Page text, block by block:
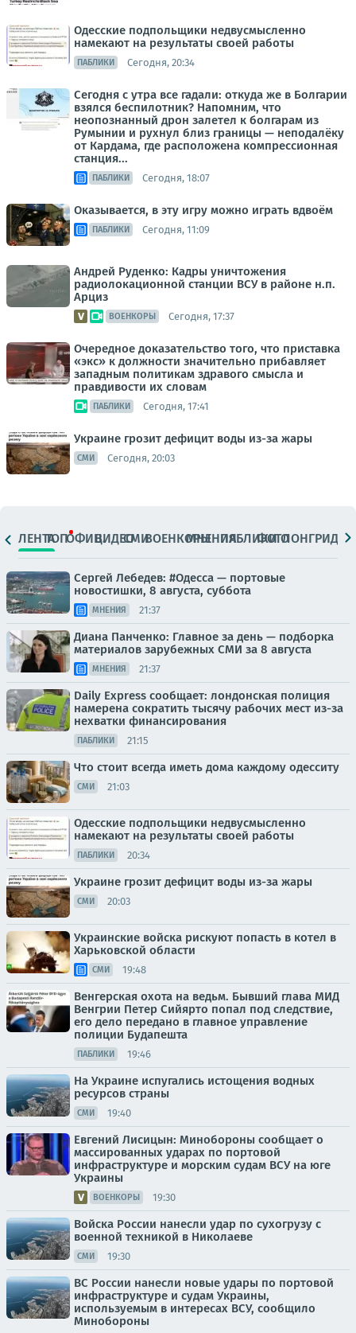
Одесские подпольщики недвусмысленно
намекают на результаты своей работы
ПАБЛИКИ Сегодня, 20:34
Сегодня с утра все гадали: откуда же в Болгарии
взялся беспилотник? Напомним, что
неопознанный дрон залетел к болгарам из
Румынии и рухнул близ границы — неподалёку
от Кардама, где расположена компрессионная
станция...
ПАБЛИКИ Сегодня, 18:07
Оказывается, в эту игру можно играть вдвоём
ПАБЛИКИ Сегодня, 11:09
Андрей Руденко: Кадры уничтожения
радиолокационной станции ВСУ в районе н.п.
Арциз
ВОЕНКОРЫ Сегодня, 17:37
Очередное доказательство того, что приставка
«экс» к должности значительно прибавляет
западным политикам здравого смысла и
правдивости их словам
ПАБЛИКИ Сегодня, 17:41
Украине грозит дефицит воды из-за жары
СМИ Сегодня, 20:03
ЛЕНТАТОПОФИЦ.ВИДЕОСМИВОЕНКОРЫМНЕНИЯПАБЛИКИ
ФОТОЛОНГРИДЫ
Сергей Лебедев: #Одесса — портовые
новостишки, 8 августа, суббота
МНЕНИЯ 21:37
Диана Панченко: Главное за день — подборка
материалов зарубежных СМИ за 8 августа
МНЕНИЯ 21:37
Daily Express сообщает: лондонская полиция
намерена сократить тысячу рабочих мест из-за
нехватки финансирования
ПАБЛИКИ 21:15
Что стоит всегда иметь дома каждому одесситу
СМИ 21:03
Одесские подпольщики недвусмысленно
намекают на результаты своей работы
ПАБЛИКИ 20:34
Украине грозит дефицит воды из-за жары
СМИ 20:03
Украинские войска рискуют попасть в котел в
Харьковской области
СМИ 19:48
Венгерская охота на ведьм. Бывший глава МИД
Венгрии Петер Сийярто попал под следствие,
его дело передано в главное управление
полиции Будапешта
ПАБЛИКИ 19:46
На Украине испугались истощения водных
ресурсов страны
СМИ 19:40
Евгений Лисицын: Минобороны сообщает о
массированных ударах по портовой
инфраструктуре и морским судам ВСУ на юге
Украины
ВОЕНКОРЫ 19:30
Войска России нанесли удар по сухогрузу с
военной техникой в Николаеве
СМИ 19:30
ВС России нанесли новые удары по портовой
инфраструктуре и судам Украины,
используемым в интересах ВСУ, сообщило
Минобороны